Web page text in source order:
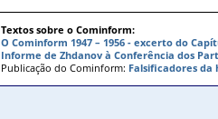
Textos sobre o Cominform:
O Cominform 1947 – 1956 - excerto do
Informe de Zhdanov à Conferência dos
Publicação do Cominform: Falsificadores da